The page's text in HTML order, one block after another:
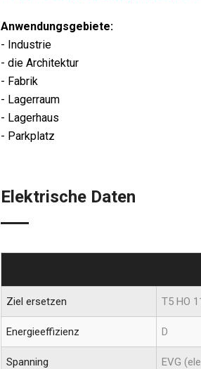
Anwendungsgebiete:
- Industrie
- die Architektur
- Fabrik
- Lagerraum
- Lagerhaus
- Parkplatz
Elektrische Daten
Ziel ersetzen T5 HO
Energieeffizienz D
Spanning EVG